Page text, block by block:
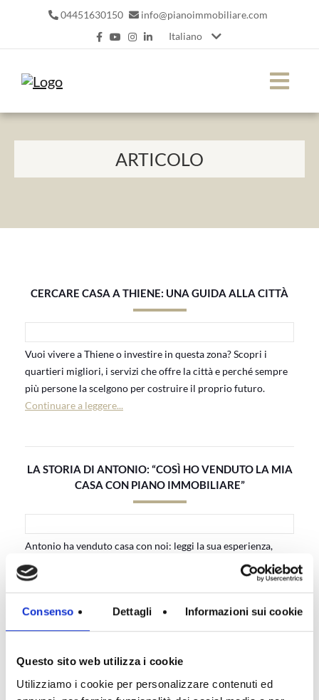
Consenso Dettagli Informazioni sui cookie
Questo sito web utilizza i cookie
Utilizziamo i cookie per personalizzare contenuti ed
04451630150
info@pianoimmobiliare.com
Italiano
ARTICOLO
CERCARE CASA A THIENE: UNA GUIDA ALLA CITTÀ
Vuoi vivere a Thiene o investire in questa zona? Scopri i
quartieri migliori, i servizi che offre la città e perché sempre
più persone la scelgono per costruire il proprio futuro.
Continuare a leggere...
LA STORIA DI ANTONIO: “COSÌ HO VENDUTO LA MIA
CASA CON PIANO IMMOBILIARE”
Antonio ha venduto casa con noi: leggi la sua esperienza,
dall’Open House alle offerte ricevute, e scopri come un
supporto professionale può fare davvero la differenza.
Continuare a leggere...
5 DOMANDE A NICOLA ROMERE, AGENTE